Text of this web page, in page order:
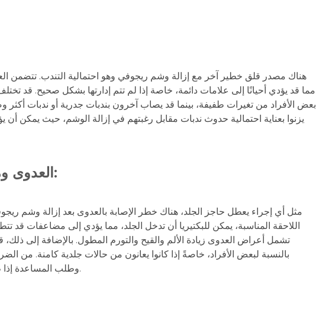
هناك مصدر قلق خطير آخر مع إزالة وشم ريجوفي وهو احتمالية التندب. تتضمن
مما قد يؤدي أحيانًا إلى علامات دائمة، خاصة إذا لم تتم إدارتها بشكل صحيح. قد
بعض الأفراد من تغيرات طفيفة، بينما قد يصاب آخرون بندبات جدرية أو ندبات أكثر
يزنوا بعناية احتمالية حدوث ندبات مقابل رغبتهم في إزالة الوشم، حيث يمكن
العدوى ومضاعفات الشفاء:
مثل أي إجراء يعطل حاجز الجلد، هناك خطر الإصابة بالعدوى بعد إزالة وشم
اللاحقة المناسبة، يمكن للبكتيريا أن تدخل الجلد، مما يؤدي إلى مضاعفات قد
تشمل أعراض العدوى زيادة الألم والقيح والتورم المطول. بالإضافة إلى ذلك،
بالنسبة لبعض الأفراد، خاصةً إذا كانوا يعانون من حالات جلدية كامنة. من
وطلب المساعدة إذا ظهرت أي علامات للعدوى.